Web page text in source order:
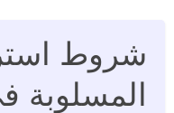
شروط
المسلوبة